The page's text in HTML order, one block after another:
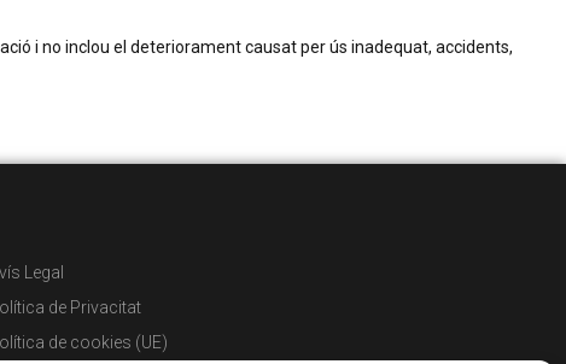
i no inclou el deteriorament causat per ús inadequat, accidents,
Legal
de Privacitat
de cookies (UE)